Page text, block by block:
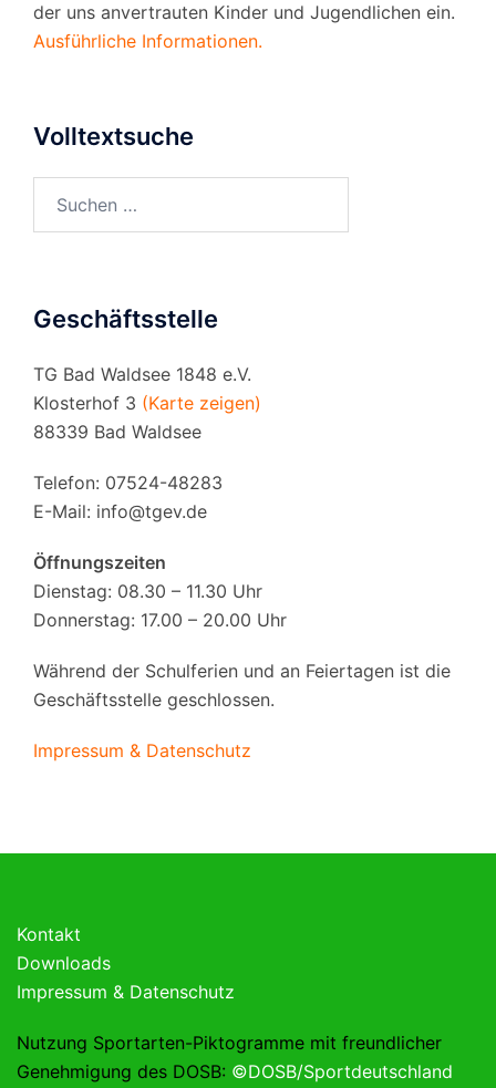
der uns anvertrauten Kinder und Jugendlichen ein.
Ausführliche Informationen.
Volltextsuche
Geschäftsstelle
TG Bad Waldsee 1848 e.V.
Klosterhof 3 (Karte zeigen)
88339 Bad Waldsee
Telefon: 07524-48283
E-Mail: info@tgev.de
Öffnungszeiten
Dienstag: 08.30 – 11.30 Uhr
Donnerstag: 17.00 – 20.00 Uhr
Während der Schulferien und an Feiertagen ist die
Geschäftsstelle geschlossen.
Impressum & Datenschutz
Kontakt
Downloads
Impressum & Datenschutz
Nutzung Sportarten-Piktogramme mit freundlicher
Genehmigung des DOSB: ©DOSB/Sportdeutschland